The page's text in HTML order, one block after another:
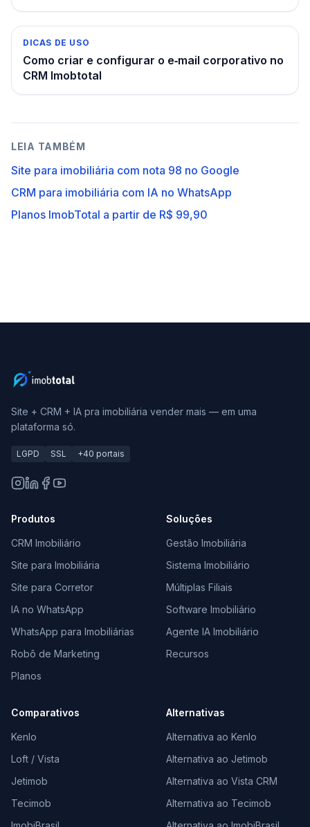
DICAS DE USO
Como criar e configurar o e‑mail corporativo no
CRM Imobtotal
LEIA TAMBÉM
Site para imobiliária com nota 98 no Google
CRM para imobiliária com IA no WhatsApp
Planos ImobTotal a partir de R$ 99,90
Site + CRM + IA pra imobiliária vender mais — em uma
plataforma só.
LGPD SSL +40 portais
Produtos
CRM Imobiliário
Site para Imobiliária
Site para Corretor
IA no WhatsApp
WhatsApp para Imobiliárias
Robô de Marketing
Planos
Soluções
Gestão Imobiliária
Sistema Imobiliário
Múltiplas Filiais
Software Imobiliário
Agente IA Imobiliário
Recursos
Comparativos
Kenlo
Loft / Vista
Jetimob
Tecimob
Alternativas
Alternativa ao Kenlo
Alternativa ao Jetimob
Alternativa ao Vista CRM
Alternativa ao Tecimob